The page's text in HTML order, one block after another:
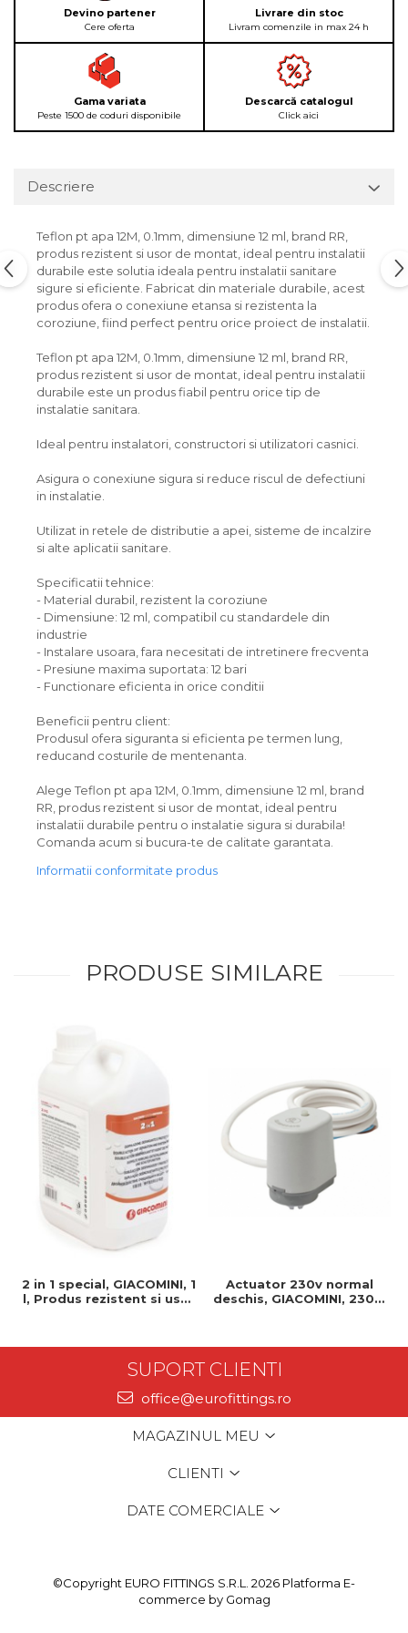
Devino partener
Cere oferta
Livrare din stoc
Livram comenzile in max 24 h
Gama variata
Peste 1500 de coduri disponibile
Descarcă catalogul
Click aici
Descriere
Teflon pt apa 12M, 0.1mm, dimensiune 12 ml, brand RR,
produs rezistent si usor de montat, ideal pentru instalatii
durabile este solutia ideala pentru instalatii sanitare
sigure si eficiente. Fabricat din materiale durabile, acest
produs ofera o conexiune etansa si rezistenta la
coroziune, fiind perfect pentru orice proiect de instalatii.
Teflon pt apa 12M, 0.1mm, dimensiune 12 ml, brand RR,
produs rezistent si usor de montat, ideal pentru instalatii
durabile este un produs fiabil pentru orice tip de
instalatie sanitara.
Ideal pentru instalatori, constructori si utilizatori casnici.
Asigura o conexiune sigura si reduce riscul de defectiuni
in instalatie.
Utilizat in retele de distributie a apei, sisteme de incalzire
si alte aplicatii sanitare.
Specificatii tehnice:
- Material durabil, rezistent la coroziune
- Dimensiune: 12 ml, compatibil cu standardele din
industrie
- Instalare usoara, fara necesitati de intretinere frecventa
- Presiune maxima suportata: 12 bari
- Functionare eficienta in orice conditii
Beneficii pentru client:
Produsul ofera siguranta si eficienta pe termen lung,
reducand costurile de mentenanta.
Alege Teflon pt apa 12M, 0.1mm, dimensiune 12 ml, brand
RR, produs rezistent si usor de montat, ideal pentru
instalatii durabile pentru o instalatie sigura si durabila!
Comanda acum si bucura-te de calitate garantata.
Informatii conformitate produs
PRODUSE SIMILARE
2 in 1 special, GIACOMINI, 1
l, Produs rezistent si usor
Actuator 230v normal
deschis, GIACOMINI, 230v,
SUPORT CLIENTI
office@eurofittings.ro
MAGAZINUL MEU
CLIENTI
DATE COMERCIALE
©Copyright EURO FITTINGS S.R.L. 2026 Platforma E-
commerce by Gomag